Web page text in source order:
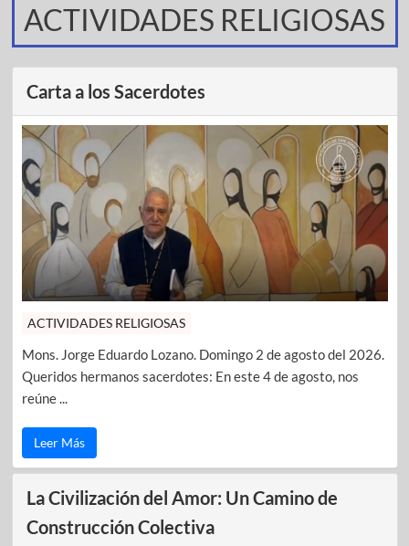
ACTIVIDADES RELIGIOSAS
Carta a los Sacerdotes
ACTIVIDADES RELIGIOSAS
Mons. Jorge Eduardo Lozano. Domingo 2 de agosto del 2026.
Queridos hermanos sacerdotes: En este 4 de agosto, nos
reúne ...
Leer Más
La Civilización del Amor: Un Camino de
Construcción Colectiva